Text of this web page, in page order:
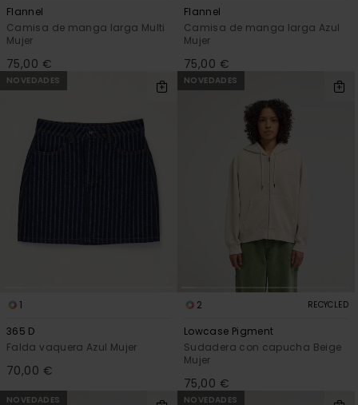
Flannel
Camisa de manga larga Multi
Mujer
75,00 €
Flannel
Camisa de manga larga Azul
Mujer
75,00 €
NOVEDADES
1
365 D
Falda vaquera Azul Mujer
70,00 €
NOVEDADES
2 RECYCLED
Lowcase Pigment
Sudadera con capucha Beige
Mujer
75,00 €
NOVEDADES NOVEDADES